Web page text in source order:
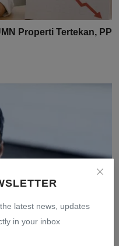
latest news, updates
in your inbox
Properti Tertekan, PP